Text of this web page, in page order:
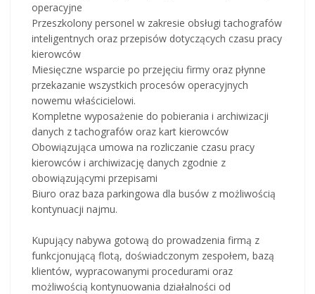
operacyjne
Przeszkolony personel w zakresie obsługi tachografów
inteligentnych oraz przepisów dotyczących czasu pracy
kierowców
Miesięczne wsparcie po przejęciu firmy oraz płynne
przekazanie wszystkich procesów operacyjnych
nowemu właścicielowi.
Kompletne wyposażenie do pobierania i archiwizacji
danych z tachografów oraz kart kierowców
Obowiązująca umowa na rozliczanie czasu pracy
kierowców i archiwizację danych zgodnie z
obowiązującymi przepisami
Biuro oraz baza parkingowa dla busów z możliwością
kontynuacji najmu.
Kupujący nabywa gotową do prowadzenia firmą z
funkcjonującą flotą, doświadczonym zespołem, bazą
klientów, wypracowanymi procedurami oraz
możliwością kontynuowania działalności od